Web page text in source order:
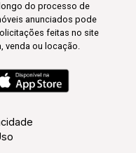
do processo de
anunciados pode
feitas no site
venda ou locação.